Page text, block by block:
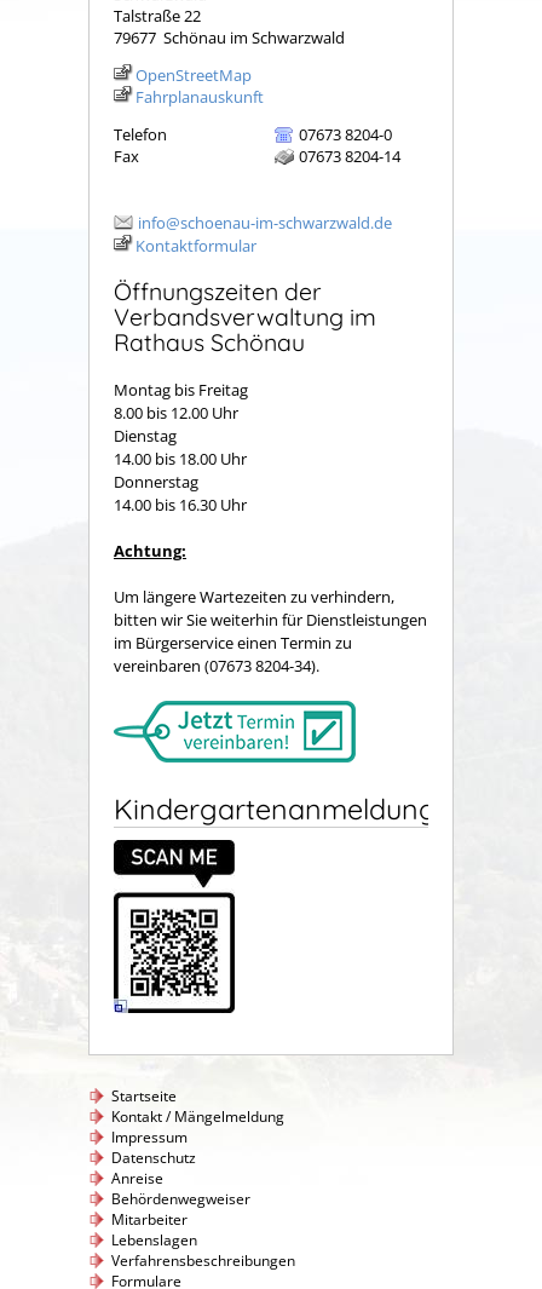
Talstraße 22
79677 Schönau im Schwarzwald
OpenStreetMap
Fahrplanauskunft
Telefon
07673 8204-0
Fax
07673 8204-14
info@schoenau-im-schwarzwald.de
Kontaktformular
Öffnungszeiten der
Verbandsverwaltung im
Rathaus Schönau
Montag bis Freitag
8.00 bis 12.00 Uhr
Dienstag
14.00 bis 18.00 Uhr
Donnerstag
14.00 bis 16.30 Uhr
Achtung:
Um längere Wartezeiten zu verhindern,
bitten wir Sie weiterhin für Dienstleistungen
im Bürgerservice einen Termin zu
vereinbaren (07673 8204-34).
Kindergartenanmeldung
Startseite
Kontakt / Mängelmeldung
Impressum
Datenschutz
Anreise
Behördenwegweiser
Mitarbeiter
Lebenslagen
Verfahrensbeschreibungen
Formulare